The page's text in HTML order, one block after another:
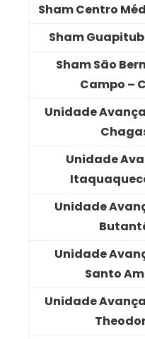
Sham Centro
Sham
Sham São
Campo –
Unidade
Unidade
Unidade
Unidade
Santo
Unidade